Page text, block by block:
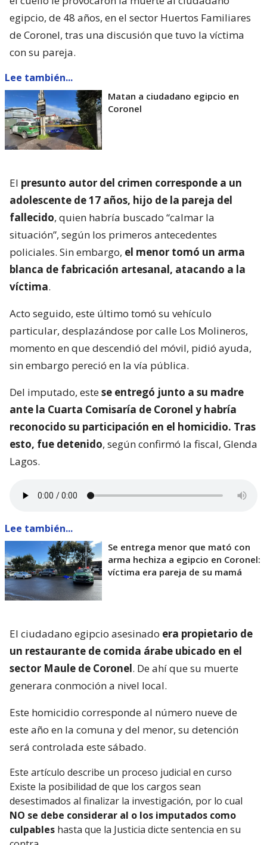
egipcio, de 48 años, en el sector Huertos Familiares
de Coronel, tras una discusión que tuvo la víctima
con su pareja.
Lee también...
Matan a ciudadano egipcio en
Coronel
El presunto autor del crimen corresponde a un
adolescente de 17 años, hijo de la pareja del
fallecido, quien habría buscado “calmar la
situación”, según los primeros antecedentes
policiales. Sin embargo, el menor tomó un arma
blanca de fabricación artesanal, atacando a la
víctima.
Acto seguido, este último tomó su vehículo
particular, desplazándose por calle Los Molineros,
momento en que descendió del móvil, pidió ayuda,
sin embargo pereció en la vía pública.
Del imputado, estese entregó junto a su madre
ante la Cuarta Comisaría de Coronel y habría
reconocido su participación en el homicidio. Tras
esto, fue detenido, según confirmó la fiscal, Glenda
Lagos.
Lee también...
Se entrega menor que mató con
arma hechiza a egipcio en Coronel:
víctima era pareja de su mamá
El ciudadano egipcio asesinado era propietario de
un restaurante de comida árabe ubicado en el
sector Maule de Coronel. De ahí que su muerte
generara conmoción a nivel local.
Este homicidio corresponde al número nueve de
este año en la comuna y del menor, su detención
será controlada este sábado.
Este artículo describe un proceso judicial en curso
Existe la posibilidad de que los cargos sean
desestimados al finalizar la investigación, por lo cual
NO se debe considerar al o los imputados como
culpables hasta que la Justicia dicte sentencia en su